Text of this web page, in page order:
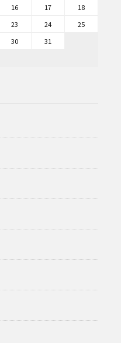
16 17
18
23 24
25
30 31